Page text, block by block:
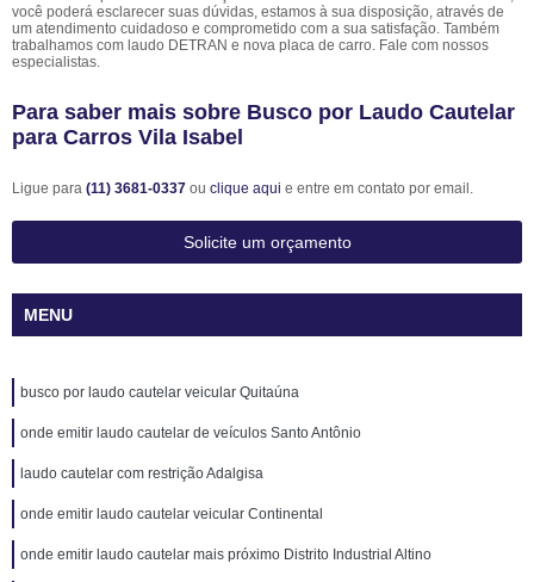
você poderá esclarecer suas dúvidas, estamos à sua disposição, através de
um atendimento cuidadoso e comprometido com a sua satisfação. Também
trabalhamos com laudo DETRAN e nova placa de carro. Fale com nossos
especialistas.
Para saber mais sobre Busco por Laudo Cautelar
para Carros Vila Isabel
Ligue para (11) 3681-0337 ou clique aqui e entre em contato por email.
Solicite um orçamento
MENU
busco por laudo cautelar veicular Quitaúna
onde emitir laudo cautelar de veículos Santo Antônio
laudo cautelar com restrição Adalgisa
onde emitir laudo cautelar veicular Continental
onde emitir laudo cautelar mais próximo Distrito Industrial Altino